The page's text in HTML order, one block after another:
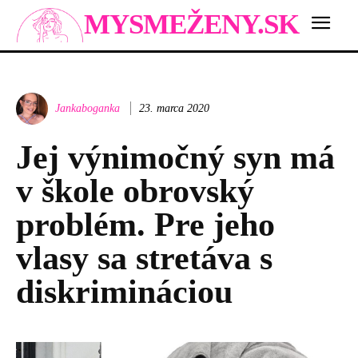
MYSMEŽENY.SK
Jankaboganka 23. marca 2020
Jej výnimočný syn má
v škole obrovský
problém. Pre jeho
vlasy sa stretáva s
diskrimináciou